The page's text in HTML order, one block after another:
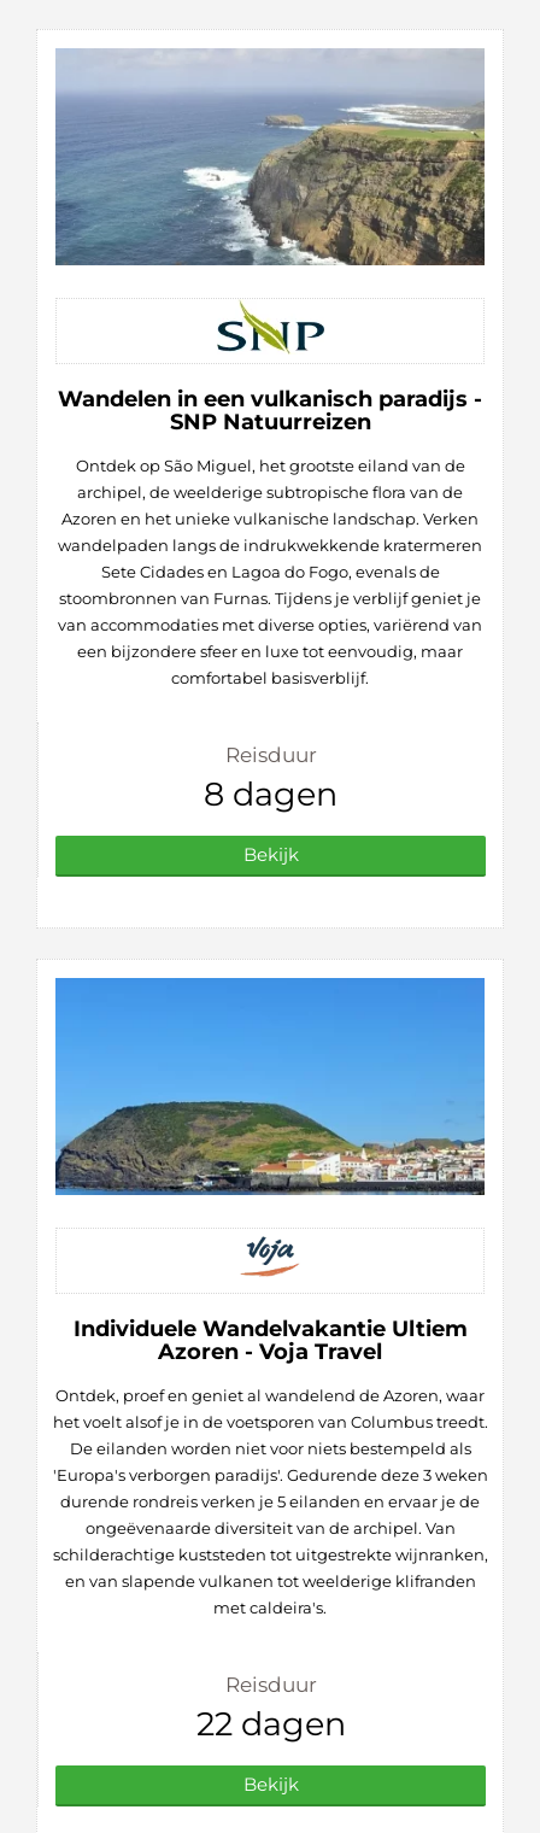
Wandelen in een vulkanisch paradijs -
SNP Natuurreizen
Ontdek op São Miguel, het grootste eiland van de
archipel, de weelderige subtropische flora van de
Azoren en het unieke vulkanische landschap. Verken
wandelpaden langs de indrukwekkende kratermeren
Sete Cidades en Lagoa do Fogo, evenals de
stoombronnen van Furnas. Tijdens je verblijf geniet je
van accommodaties met diverse opties, variërend van
een bijzondere sfeer en luxe tot eenvoudig, maar
comfortabel basisverblijf.
Reisduur
8 dagen
Bekijk
Individuele Wandelvakantie Ultiem
Azoren - Voja Travel
Ontdek, proef en geniet al wandelend de Azoren, waar
het voelt alsof je in de voetsporen van Columbus treedt.
De eilanden worden niet voor niets bestempeld als
'Europa's verborgen paradijs'. Gedurende deze 3 weken
durende rondreis verken je 5 eilanden en ervaar je de
ongeëvenaarde diversiteit van de archipel. Van
schilderachtige kuststeden tot uitgestrekte wijnranken,
en van slapende vulkanen tot weelderige klifranden
met caldeira's.
Reisduur
22 dagen
Bekijk